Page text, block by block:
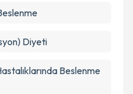
Diyeti
Beslenme